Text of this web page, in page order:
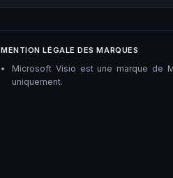
MENTION LÉGALE DES MARQUES
Microsoft Visio est une marque de
uniquement.